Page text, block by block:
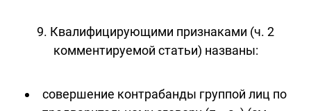
9. Квалифицирующими признаками (ч. 2
комментируемой статьи) названы:
совершение контрабанды группой лиц по